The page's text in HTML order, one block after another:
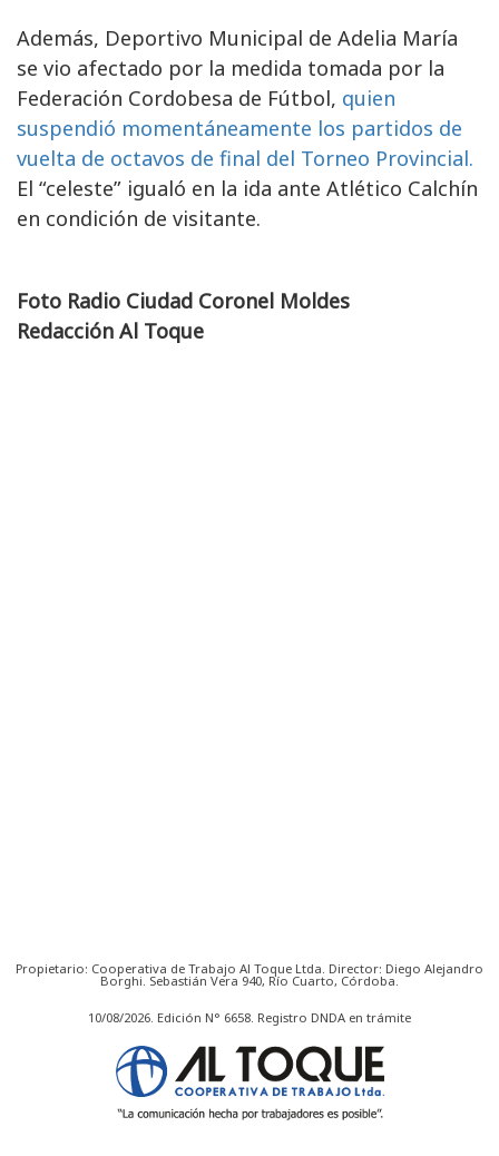
Además, Deportivo Municipal de Adelia María
se vio afectado por la medida tomada por la
Federación Cordobesa de Fútbol, quien
suspendió momentáneamente los partidos de
vuelta de octavos de final del Torneo Provincial.
El “celeste” igualó en la ida ante Atlético Calchín
en condición de visitante.
Foto Radio Ciudad Coronel Moldes
Redacción Al Toque
Propietario: Cooperativa de Trabajo Al Toque Ltda. Director: Diego Alejandro
Borghi. Sebastián Vera 940, Río Cuarto, Córdoba.
10/08/2026. Edición N° 6658. Registro DNDA en trámite